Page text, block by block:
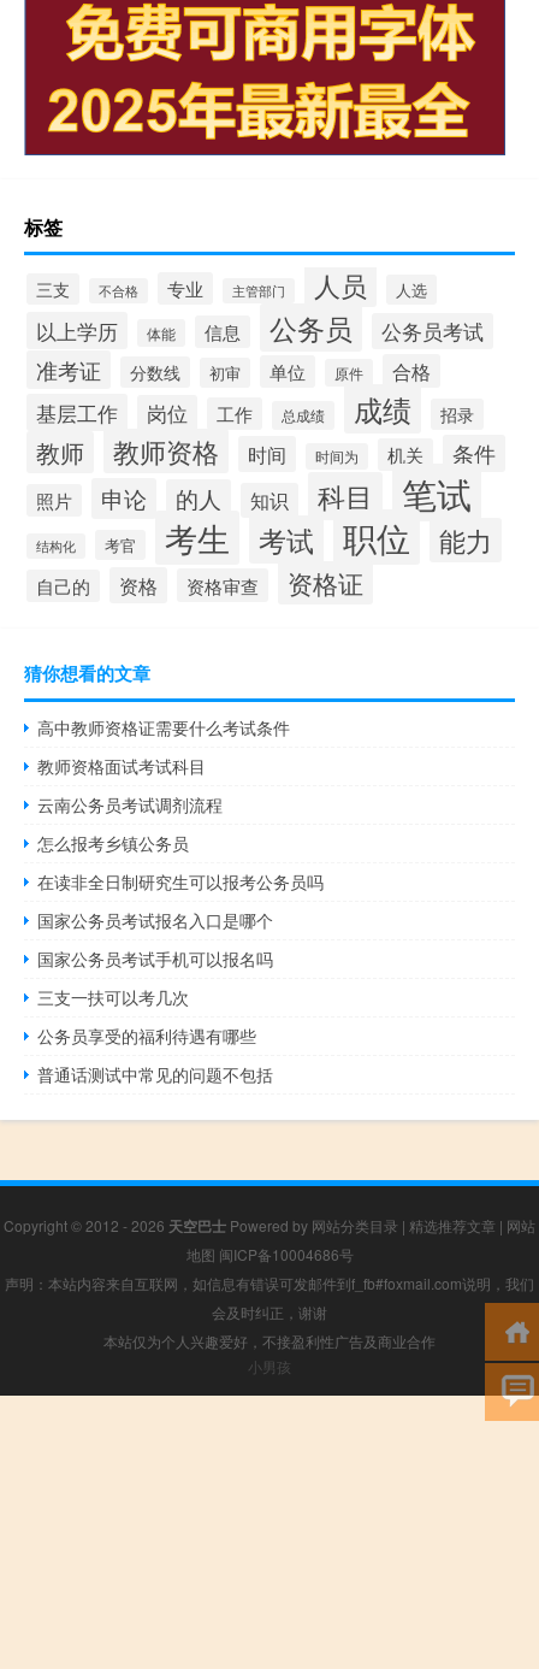
标签
三支 不合格 专业 主管部门 人员 人选
以上学历 体能 信息 公务员 公务员考试
准考证 分数线 初审 单位 原件 合格
基层工作 岗位 工作 总成绩 成绩 招录
教师 教师资格 时间 时间为 机关 条件
照片 申论 的人 知识 科目 笔试
结构化 考官 考生 考试 职位 能力
自己的 资格 资格审查 资格证
猜你想看的文章
高中教师资格证需要什么考试条件
教师资格面试考试科目
云南公务员考试调剂流程
怎么报考乡镇公务员
在读非全日制研究生可以报考公务员吗
国家公务员考试报名入口是哪个
国家公务员考试手机可以报名吗
三支一扶可以考几次
公务员享受的福利待遇有哪些
普通话测试中常见的问题不包括
Copyright © 2012 - 2026 天空巴士 Powered by 网站分类目录 | 精选推荐文章 | 网站
地图 闽ICP备10004686号
声明：本站内容来自互联网，如信息有错误可发邮件到f_fb#foxmail.com说明，我们
会及时纠正，谢谢
本站仅为个人兴趣爱好，不接盈利性广告及商业合作
小男孩